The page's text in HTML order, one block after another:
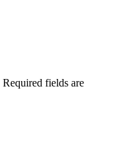
Required fields are